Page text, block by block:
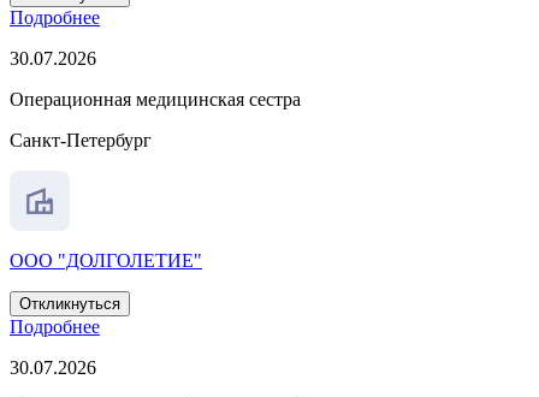
Подробнее
30.07.2026
Операционная медицинская сестра
Санкт-Петербург
ООО "ДОЛГОЛЕТИЕ"
Откликнуться
Подробнее
30.07.2026